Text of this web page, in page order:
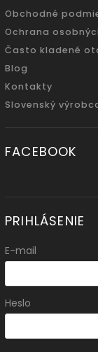
Obchodné
Ochrana
Často kladené
Blog
Kontakty
Slovenský
FACEBOOK
PRIHLÁSENIE
E-mail
Heslo